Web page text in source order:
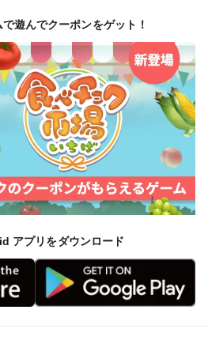
遊んでクーポンをゲット！
アプリをダウンロード